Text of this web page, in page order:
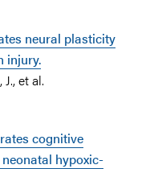
neural plasticity
injury.
et al.
cognitive
hypoxic-